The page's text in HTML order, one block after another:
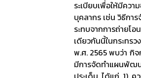
ระเบียบเพื่อให้มีคว
บุคลากร เช่น วิธีกา
ระทบจากการถ่ายโ
เดียวกันนี้ในกระทร
พ.ศ. 2565 พบว่า กิ
มีการจัดทำแผนพัฒ